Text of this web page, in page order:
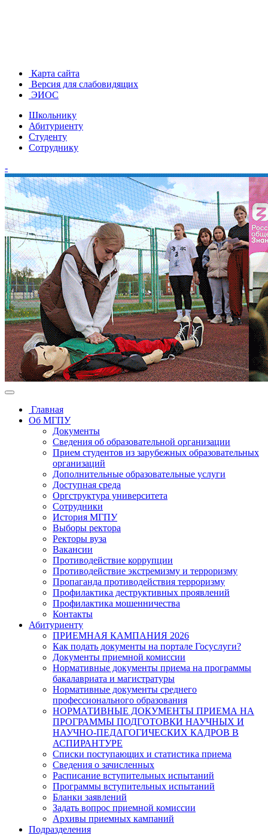
Карта сайта
Версия для слабовидящих
ЭИОС
Школьнику
Абитуриенту
Студенту
Сотруднику
-
Главная
Об МГПУ
Документы
Сведения об образовательной организации
Прием студентов из зарубежных образовательных
организаций
Дополнительные образовательные услуги
Доступная среда
Оргструктура университета
Сотрудники
История МГПУ
Выборы ректора
Ректоры вуза
Вакансии
Противодействие коррупции
Противодействие экстремизму и терроризму
Пропаганда противодействия терроризму
Профилактика деструктивных проявлений
Профилактика мошенничества
Контакты
Абитуриенту
ПРИЕМНАЯ КАМПАНИЯ 2026
Как подать документы на портале Госуслуги?
Документы приемной комиссии
Нормативные документы приема на программы
бакалавриата и магистратуры
Нормативные документы среднего
профессионального образования
НОРМАТИВНЫЕ ДОКУМЕНТЫ ПРИЕМА НА
ПРОГРАММЫ ПОДГОТОВКИ НАУЧНЫХ И
НАУЧНО-ПЕДАГОГИЧЕСКИХ КАДРОВ В
АСПИРАНТУРЕ
Списки поступающих и статистика приема
Сведения о зачисленных
Расписание вступительных испытаний
Программы вступительных испытаний
Бланки заявлений
Задать вопрос приемной комиссии
Архивы приемных кампаний
Подразделения